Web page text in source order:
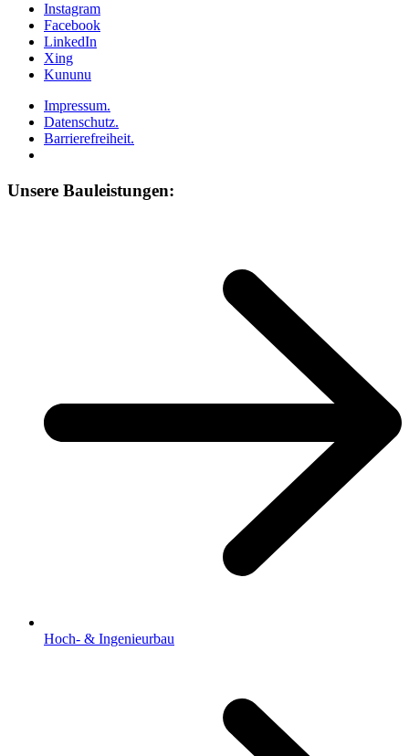
Instagram
Facebook
LinkedIn
Xing
Kununu
Impressum.
Datenschutz.
Barrierefreiheit.
Unsere Bauleistungen:
Hoch- & Ingenieurbau